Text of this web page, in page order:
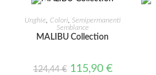
AGGIUNGI AL CARRELLO
Unghie ,Colori
Semipermanenti
Semblance
MALIBU Collection
124,44€ 115,90 €